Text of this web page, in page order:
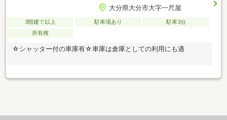
大分県大分市大字一尺屋
3階建て以上 駐車場あり
駐車3台
所有権
☆シャッター付の車庫有☆車庫は倉庫としての利用にも適